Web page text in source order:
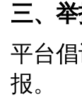
三、
平台
报。